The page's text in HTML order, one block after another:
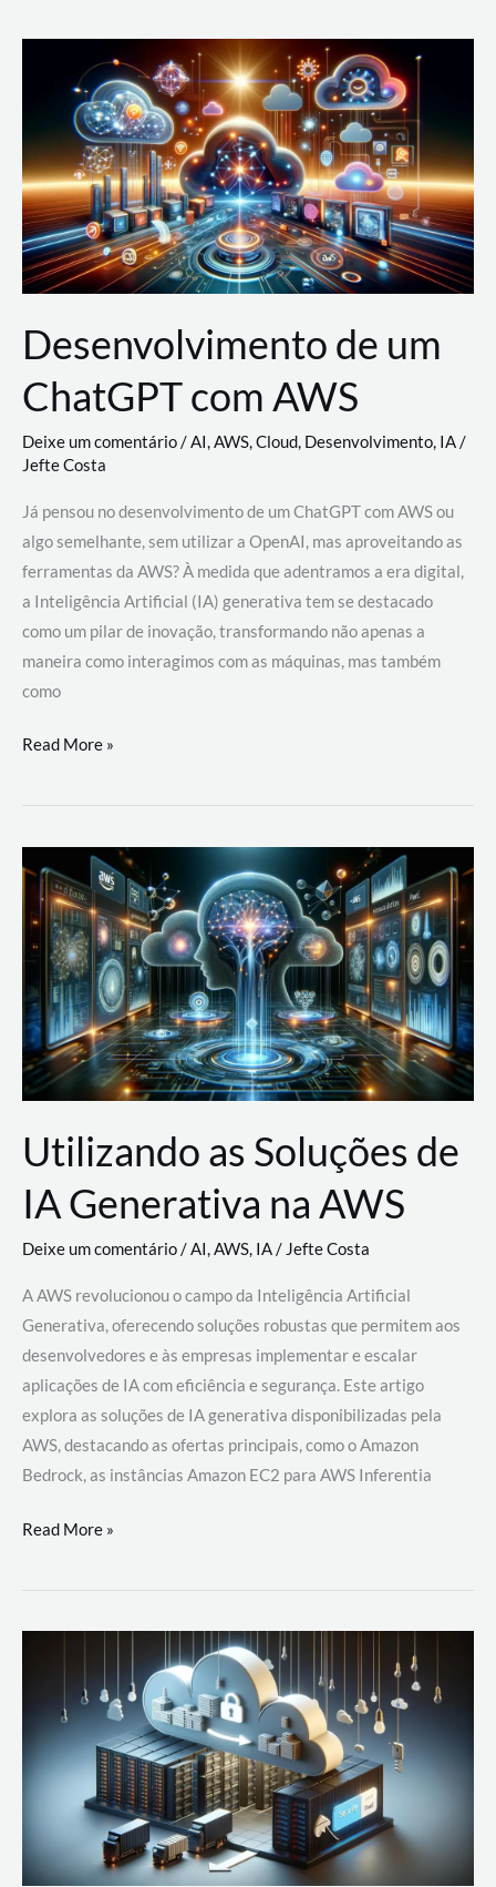
Nuvem:
Google
Cloud,
AWS
e
Azure
Desenvolvimento de um
ChatGPT com AWS
Deixe um comentário/AI,AWS,Cloud, Desenvolvimento, IA/
Jefte Costa
Já pensou no desenvolvimento de um ChatGPT com AWS ou
algo semelhante, sem utilizar a OpenAI, mas aproveitando as
ferramentas da AWS? À medida que adentramos a era digital,
a Inteligência Artificial (IA) generativa tem se destacado
como um pilar de inovação, transformando não apenas a
maneira como interagimos com as máquinas, mas também
como
Desenvolvimento
um
com
AWS
Read More »
Utilizando as Soluções de
IA Generativa na AWS
Deixe um comentário/AI,AWS, IA/Jefte Costa
A AWS revolucionou o campo da Inteligência Artificial
Generativa, oferecendo soluções robustas que permitem aos
desenvolvedores e às empresas implementar e escalar
aplicações de IA com eficiência e segurança. Este artigo
explora as soluções de IA generativa disponibilizadas pela
AWS, destacando as ofertas principais, como o Amazon
Bedrock, as instâncias Amazon EC2 para AWS Inferentia
Utilizando
Soluções
AWS
Read More »